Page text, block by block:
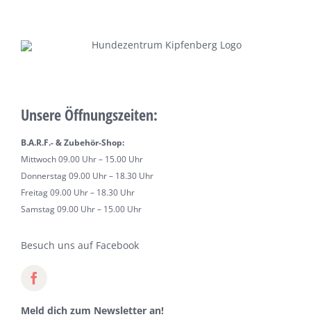
Unsere Öffnungszeiten:
B.A.R.F.- & Zubehör-Shop:
Mittwoch 09.00 Uhr – 15.00 Uhr
Donnerstag 09.00 Uhr – 18.30 Uhr
Freitag 09.00 Uhr – 18.30 Uhr
Samstag 09.00 Uhr – 15.00 Uhr
Besuch uns auf Facebook
Meld dich zum Newsletter an!